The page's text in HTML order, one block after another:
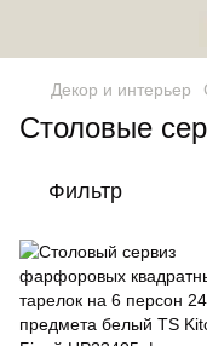
Декор и интерьер
Столовые
Фильтр